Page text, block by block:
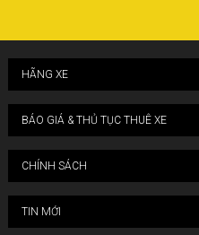
HÃNG XE
BÁO GIÁ & THỦ TỤC THUÊ XE
CHÍNH SÁCH
TIN MỚI